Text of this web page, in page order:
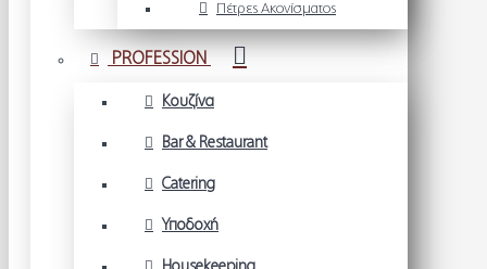
Πέτρες Ακονίσματος
PROFESSION
Κουζίνα
Bar & Restaurant
Catering
Υποδοχή